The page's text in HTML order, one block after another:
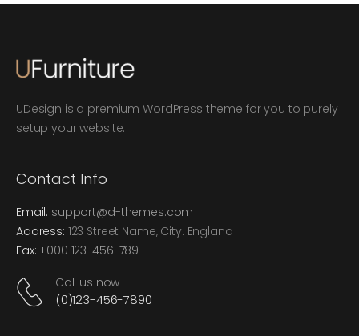
UDesign is a premium WordPress theme for you to purely
setup your website.
Contact Info
Email: support@d-themes.com
Address: 123 Street Name, City. England
Fax: +000 123-456-789
Call us now
(0)123-456-7890